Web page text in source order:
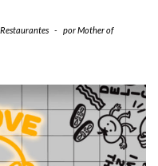
Restaurantes - porMother of